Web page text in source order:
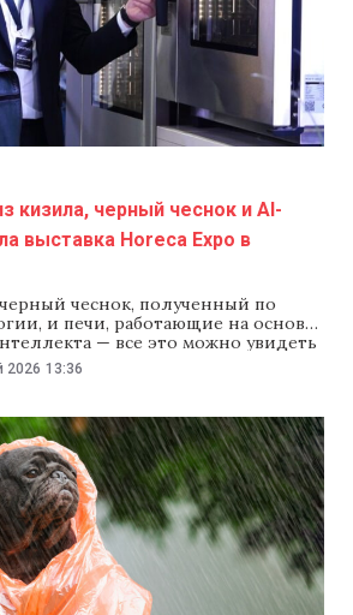
кизила, черный чеснок и AI-
выставка Horeca Expo в
чеснок, полученный по
и печи, работающие на основе
— все это можно увидеть
Expo, которая проходит на
здесь свои продукты и
Horeca Expo
2026 13:36